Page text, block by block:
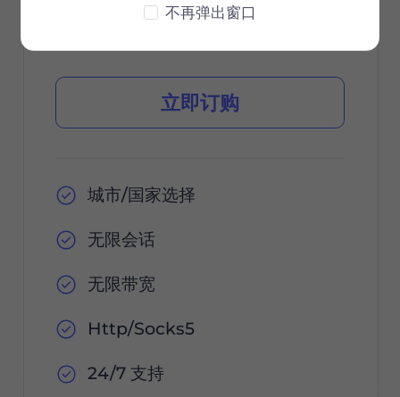
立即订购
城市/国家选择
无限会话
无限带宽
Http/Socks5
24/7 支持
不再弹出窗口